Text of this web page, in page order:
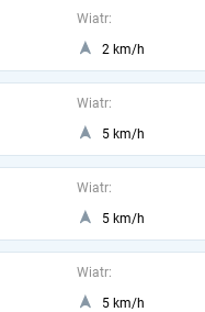
Wiatr:
2 km/h
Wiatr:
5 km/h
Wiatr:
5 km/h
Wiatr:
5 km/h